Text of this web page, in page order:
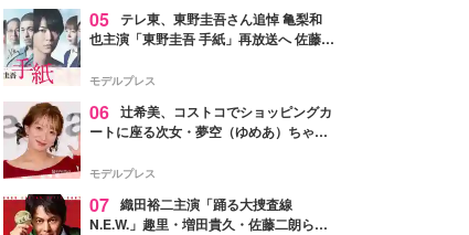
05 テレ東、東野圭吾さん追悼 亀梨和
也主演「東野圭吾 手紙」再放送へ 佐藤隆
モデルプレス
06 辻希美、コストコでショッピングカ
ートに座る次女・夢空（ゆめあ）ちゃん
ぎ」「成長を感じる」の声
モデルプレス
07 織田裕二主演「踊る大捜査線
N.E.W.」趣里・増田貴久・佐藤二朗ら新